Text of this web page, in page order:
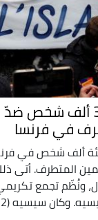
نحو 300 ألف شخص
في فرنسا
ألف شخص في
المتطرف. أتى
ونُظّم تجمع تكريمي
سيسيه (22 سنة) ...